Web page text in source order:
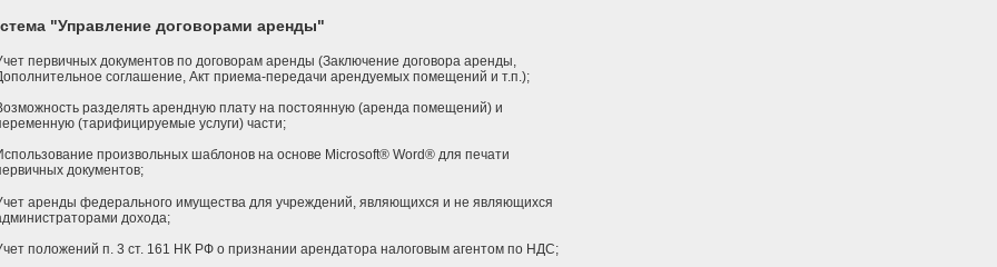
"Управление договорами аренды"
первичных документов по договорам аренды (Заключение договора аренды,
соглашение, Акт приема-передачи арендуемых помещений и т.п.);
разделять арендную плату на постоянную (аренда помещений) и
(тарифицируемые услуги) части;
произвольных шаблонов на основе Microsoft® Word® для печати
документов;
аренды федерального имущества для учреждений, являющихся и не являющихся
дохода;
положений п. 3 ст. 161 НК РФ о признании арендатора налоговым агентом по НДС;